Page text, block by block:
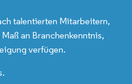
talentierten Mitarbeitern,
an Branchenkenntnis,
verfügen.